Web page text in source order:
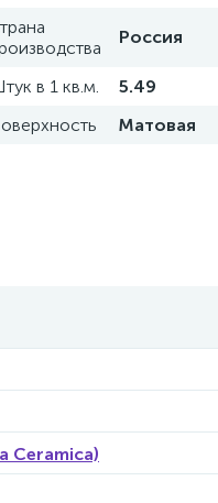
Россия
в 1 кв.м.
5.49
Матовая
Ceramica)